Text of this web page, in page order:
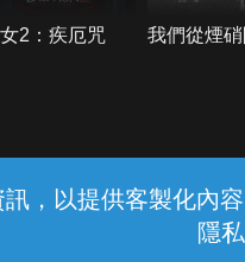
，以提供客製化內
隱
2：疾厄咒 我們從煙